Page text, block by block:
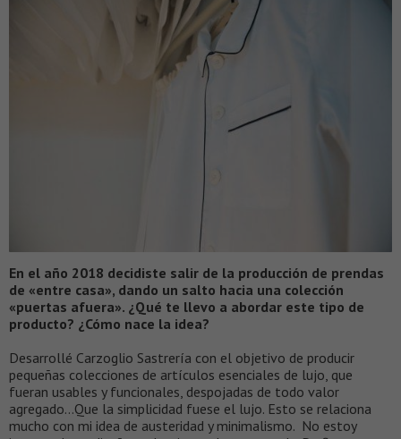
En el año 2018 decidiste salir de la producción de prendas
de «entre casa», dando un salto hacia una colección
«puertas afuera». ¿Qué te llevo a abordar este tipo de
producto? ¿Cómo nace la idea?
Desarrollé Carzoglio Sastrería con el objetivo de producir
pequeñas colecciones de artículos esenciales de lujo, que
fueran usables y funcionales, despojadas de todo valor
agregado…Que la simplicidad fuese el lujo. Esto se relaciona
mucho con mi idea de austeridad y minimalismo. No estoy